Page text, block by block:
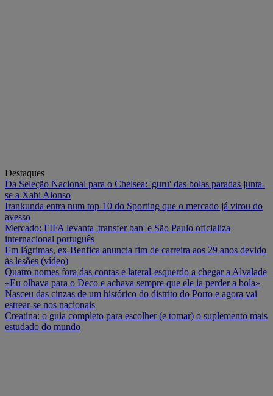
Destaques
Da Seleção Nacional para o Chelsea: 'guru' das bolas paradas junta-
se a Xabi Alonso
Irankunda entra num top-10 do Sporting que o mercado já virou do
avesso
Mercado: FIFA levanta 'transfer ban' e São Paulo oficializa
internacional português
Em lágrimas, ex-Benfica anuncia fim de carreira aos 29 anos devido
às lesões (vídeo)
Quatro nomes fora das contas e lateral-esquerdo a chegar a Alvalade
«Eu olhava para o Deco e achava sempre que ele ia perder a bola»
Nasceu das cinzas de um histórico do distrito do Porto e agora vai
estrear-se nos nacionais
Creatina: o guia completo para escolher (e tomar) o suplemento mais
estudado do mundo